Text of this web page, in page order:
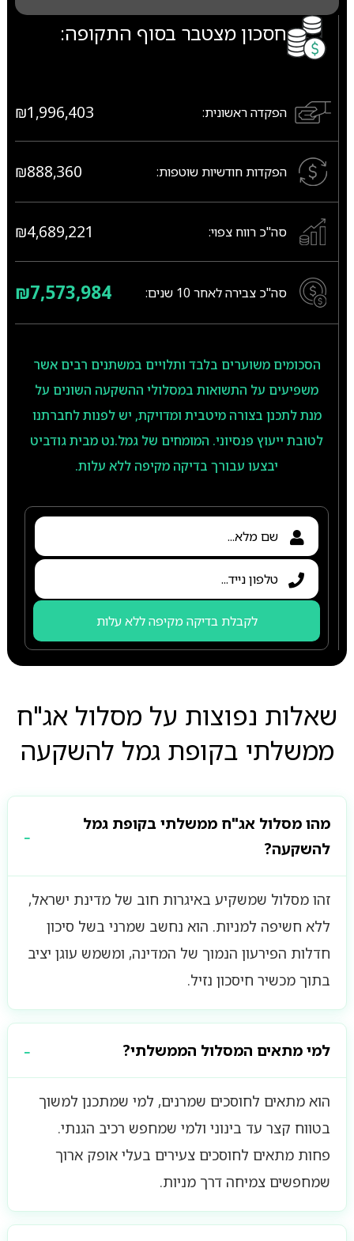
חסכון מצטבר בסוף התקופה:
הפקדה ראשונית: ₪1,996,403
הפקדות חודשיות שוטפות: ₪888,360
סה"כ רווח צפוי: ₪4,689,221
סה"כ צבירה לאחר 10 שנים: ₪7,573,984
הסכומים משוערים בלבד ותלויים במשתנים רבים אשר
משפיעים על התשואות במסלולי ההשקעה השונים על
מנת לתכנן בצורה מיטבית ומדויקת, יש לפנות לחברתנו
לטובת ייעוץ פנסיוני. המומחים של גמל.נט מבית גודביט
יבצעו עבורך בדיקה מקיפה ללא עלות.
לקבלת בדיקה מקיפה ללא עלות
שאלות נפוצות על מסלול אג"ח
ממשלתי בקופת גמל להשקעה
מהו מסלול אג"ח ממשלתי בקופת גמל
להשקעה?
זהו מסלול שמשקיע באיגרות חוב של מדינת ישראל,
ללא חשיפה למניות. הוא נחשב שמרני בשל סיכון
חדלות הפירעון הנמוך של המדינה, ומשמש עוגן יציב
בתוך מכשיר חיסכון נזיל.
למי מתאים המסלול הממשלתי?
הוא מתאים לחוסכים שמרנים, למי שמתכנן למשוך
בטווח קצר עד בינוני ולמי שמחפש רכיב הגנתי.
פחות מתאים לחוסכים צעירים בעלי אופק ארוך
שמחפשים צמיחה דרך מניות.